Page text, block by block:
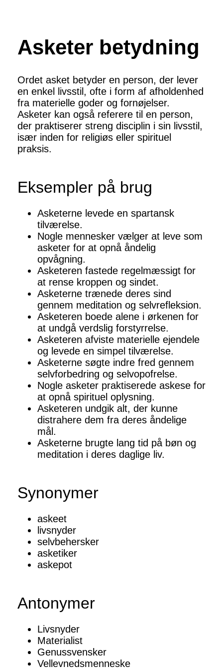
Asketer betydning
Ordet asket betyder en person, der lever
en enkel livsstil, ofte i form af afholdenhed
fra materielle goder og fornøjelser.
Asketer kan også referere til en person,
der praktiserer streng disciplin i sin livsstil,
især inden for religiøs eller spirituel
praksis.
Eksempler på brug
Asketerne levede en spartansk
tilværelse.
Nogle mennesker vælger at leve som
asketer for at opnå åndelig
opvågning.
Asketeren fastede regelmæssigt for
at rense kroppen og sindet.
Asketerne trænede deres sind
gennem meditation og selvrefleksion.
Asketeren boede alene i ørkenen for
at undgå verdslig forstyrrelse.
Asketeren afviste materielle ejendele
og levede en simpel tilværelse.
Asketerne søgte indre fred gennem
selvforbedring og selvopofrelse.
Nogle asketer praktiserede askese for
at opnå spirituel oplysning.
Asketeren undgik alt, der kunne
distrahere dem fra deres åndelige
mål.
Asketerne brugte lang tid på bøn og
meditation i deres daglige liv.
Synonymer
askeet
livsnyder
selvbehersker
asketiker
askepot
Antonymer
Livsnyder
Materialist
Genussvensker
Vellevnedsmenneske